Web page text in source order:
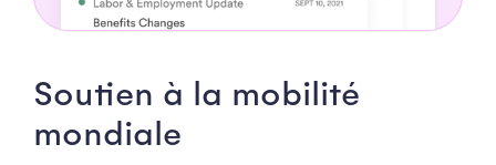
Soutien à la mobilité
mondiale